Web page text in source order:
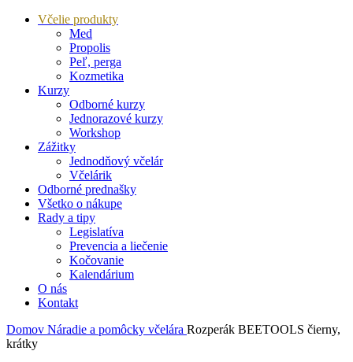
Včelie produkty
Med
Propolis
Peľ, perga
Kozmetika
Kurzy
Odborné kurzy
Jednorazové kurzy
Workshop
Zážitky
Jednodňový včelár
Včelárik
Odborné prednašky
Všetko o nákupe
Rady a tipy
Legislatíva
Prevencia a liečenie
Kočovanie
Kalendárium
O nás
Kontakt
Domov Náradie a pomôcky včelára Rozperák BEETOOLS čierny,
krátky